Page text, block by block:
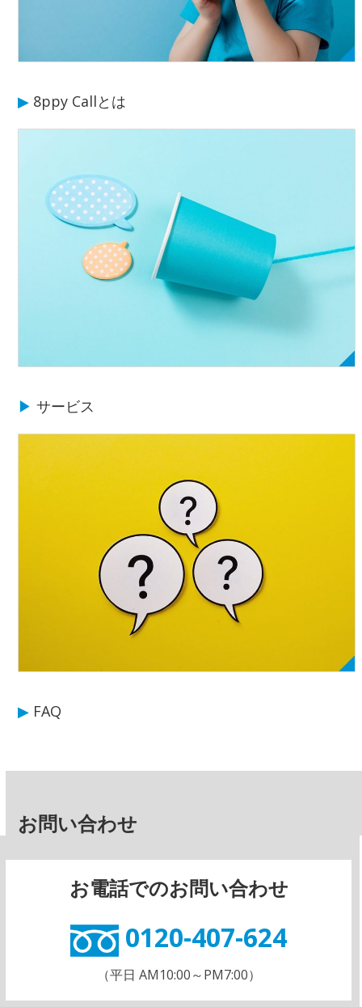
▶ 8ppy Callとは
▶ サービス
▶ FAQ
お問い合わせ
お電話でのお問い合わせ
0120-407-624
（平日 AM10:00～PM7:00）